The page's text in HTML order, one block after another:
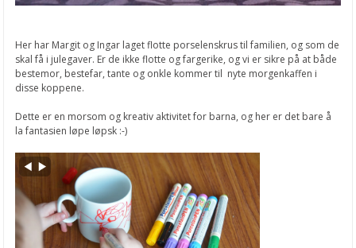
Nye MINTAY kolleksjoner
Masquerade fra Stamperia
Wax And Seals Starter Set
Art of Travelling
Create Happiness Watercolors Paint
Reinsdyr serviettringer
Smakfulle julegaver
Her har Margit og Ingar laget flotte porselenskrus til familien, og som de
skal få i julegaver. Er de ikke flotte og fargerike, og vi er sikre på at både
bestemor, bestefar, tante og onkle kommer til nyte morgenkaffen i
disse koppene.
Dette er en morsom og kreativ aktivitet for barna, og her er det bare å
la fantasien løpe løpsk :-)